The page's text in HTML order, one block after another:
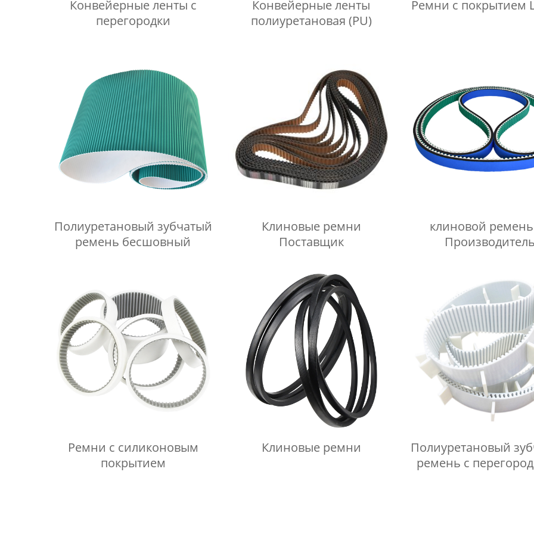
Конвейерные ленты с
перегородки
Конвейерные ленты
полиуретановая (PU)
Ремни с покрытием
Полиуретановый зубчатый
ремень бесшовный
Клиновые ремни
Поставщик
клиновой
Ремни с силиконовым
покрытием
Клиновые ремни
Полиуретановый
ремень с